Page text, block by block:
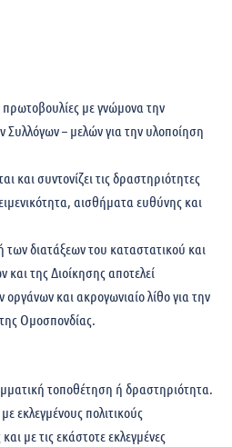
με γνώμονα την
– μελών για την υλοποίηση
και συντονίζει τις δραστηριότητες
αισθήματα ευθύνης και
διατάξεων του καταστατικού και
της Διοίκησης αποτελεί
και ακρογωνιαίο λίθο για την
Ομοσπονδίας.
τοποθέτηση ή δραστηριότητα.
εκλεγμένους πολιτικούς
με τις εκάστοτε εκλεγμένες